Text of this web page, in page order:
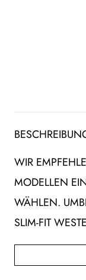
WIR
MODELLEN
HLEN.
IM-FIT